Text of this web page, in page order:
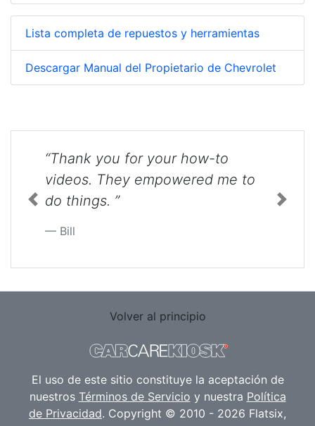
Lista completa de repuestos y herramientas
Descargar Manual del Propietario de Chevrolet
“Thank you for your how-to
videos. They empowered me to
do things. ”
Bill
Previous Next
Volver al principio
El uso de este sitio constituye la aceptación de
nuestros Términos de Servicio y nuestra Política
de Privacidad. Copyright © 2010 - 2026 Flatsix,